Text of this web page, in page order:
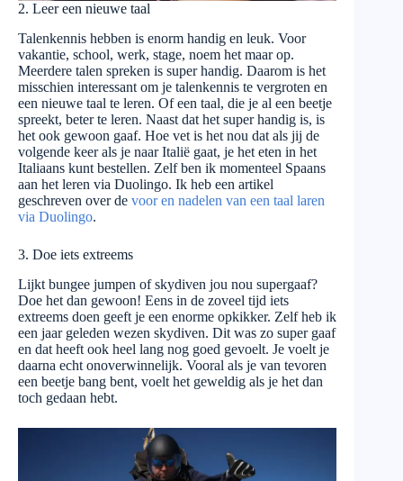
2. Leer een nieuwe taal
Talenkennis hebben is enorm handig en leuk. Voor
vakantie, school, werk, stage, noem het maar op.
Meerdere talen spreken is super handig. Daarom is het
misschien interessant om je talenkennis te vergroten en
een nieuwe taal te leren. Of een taal, die je al een beetje
spreekt, beter te leren. Naast dat het super handig is, is
het ook gewoon gaaf. Hoe vet is het nou dat als jij de
volgende keer als je naar Italië gaat, je het eten in het
Italiaans kunt bestellen. Zelf ben ik momenteel Spaans
aan het leren via Duolingo. Ik heb een artikel
geschreven over de voor en nadelen van een taal laren
via Duolingo.
3. Doe iets extreems
Lijkt bungee jumpen of skydiven jou nou supergaaf?
Doe het dan gewoon! Eens in de zoveel tijd iets
extreems doen geeft je een enorme opkikker. Zelf heb ik
een jaar geleden wezen skydiven. Dit was zo super gaaf
en dat heeft ook heel lang nog goed gevoelt. Je voelt je
daarna echt onoverwinnelijk. Vooral als je van tevoren
een beetje bang bent, voelt het geweldig als je het dan
toch gedaan hebt.